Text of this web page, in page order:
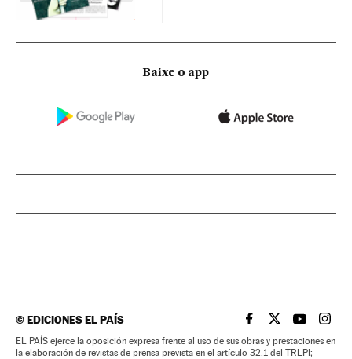
Baixe o app
©EDICIONES EL PAÍS EL PAÍS BRASIL EN
EL PAÍSEL PAÍS
EL
EL PAÍS ejerce la oposición expresa frente al uso de sus obras y prestaciones en
la elaboración de revistas de prensa prevista en el artículo 32.1 del TRLPI;